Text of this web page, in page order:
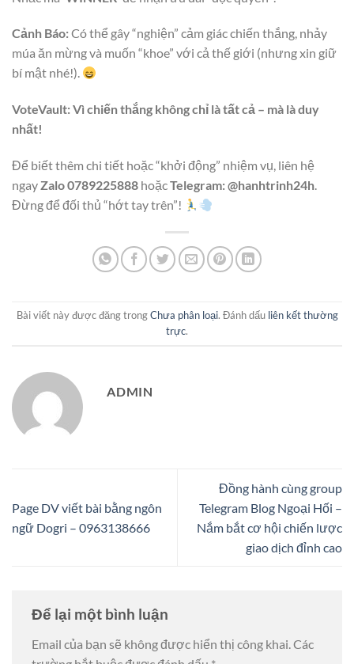
Cảnh Báo:Có thể gây “nghiện” cảm giác chiến thắng, nhảy
múa ăn mừng và muốn “khoe” với cả thế giới (nhưng xin giữ
bí mật nhé!).
VoteVault: Vì chiến thắng không chỉ là tất cả – mà là duy
nhất!
Để biết thêm chi tiết hoặc “khởi động” nhiệm vụ, liên hệ
ngayZalo 0789225888 hoặcTelegram: @hanhtrinh24h.
Đừng để đối thủ “hớt tay trên”!
Bài viết này được đăng trongChưa phân loại. Đánh dấu liên kết thường
trực.
ADMIN
Page DV viết bài bằng ngôn
ngữ Dogri – 0963138666
Đồng hành cùng group
Telegram Blog Ngoại Hối –
Nắm bắt cơ hội chiến lược
giao dịch đỉnh cao
Để lại một bình luận
Email của bạn sẽ không được hiển thị công khai.Các